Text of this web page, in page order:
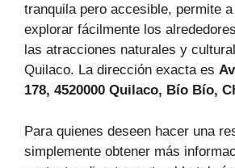
tranquila pero accesible, permite
explorar fácilmente los
las atracciones naturales y
Quilaco. La dirección exacta es
178, 4520000 Quilaco, Bío Bío,
Para quienes deseen hacer una
simplemente obtener más